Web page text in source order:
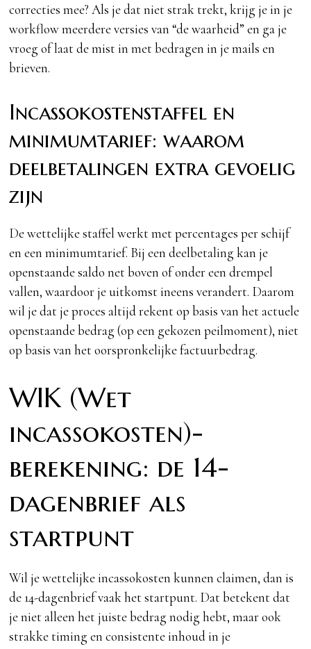
correcties mee? Als je dat niet strak trekt, krijg je in je
workflow meerdere versies van “de waarheid” en ga je
vroeg of laat de mist in met bedragen in je mails en
brieven.
Incassokostenstaffel en
minimumtarief: waarom
deelbetalingen extra gevoelig
zijn
De wettelijke staffel werkt met percentages per schijf
en een minimumtarief. Bij een deelbetaling kan je
openstaande saldo net boven of onder een drempel
vallen, waardoor je uitkomst ineens verandert. Daarom
wil je dat je proces altijd rekent op basis van het actuele
openstaande bedrag (op een gekozen peilmoment), niet
op basis van het oorspronkelijke factuurbedrag.
WIK (Wet
incassokosten)-
berekening: de 14-
dagenbrief als
startpunt
Wil je wettelijke incassokosten kunnen claimen, dan is
de 14-dagenbrief vaak het startpunt. Dat betekent dat
je niet alleen het juiste bedrag nodig hebt, maar ook
strakke timing en consistente inhoud in je